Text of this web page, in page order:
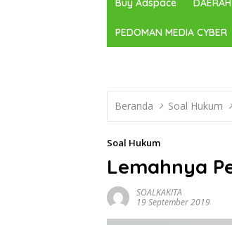
Buy Adspace DAERAH
PEDOMAN MEDIA CYBER
Beranda Soal Hukum
Soal Hukum
Lemahnya
SOALKAKITA
19 September 2019